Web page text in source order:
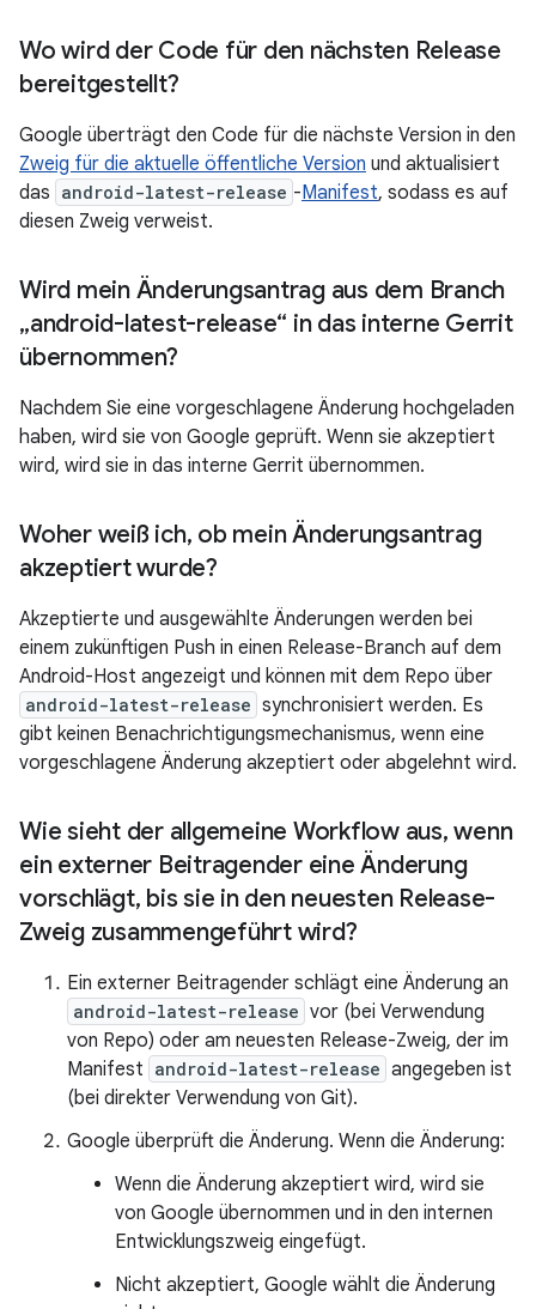
Wo wird der Code für den nächsten Release
bereitgestellt?
Google überträgt den Code für die nächste Version in den
Zweig für die aktuelle öffentliche Version und aktualisiert
das android-latest-release -Manifest, sodass es auf
diesen Zweig verweist.
Wird mein Änderungsantrag aus dem Branch
„android-latest-release“ in das interne Gerrit
übernommen?
Nachdem Sie eine vorgeschlagene Änderung hochgeladen
haben, wird sie von Google geprüft. Wenn sie akzeptiert
wird, wird sie in das interne Gerrit übernommen.
Woher weiß ich, ob mein Änderungsantrag
akzeptiert wurde?
Akzeptierte und ausgewählte Änderungen werden bei
einem zukünftigen Push in einen Release-Branch auf dem
Android-Host angezeigt und können mit dem Repo über
android-latest-release synchronisiert werden. Es
gibt keinen Benachrichtigungsmechanismus, wenn eine
vorgeschlagene Änderung akzeptiert oder abgelehnt wird.
Wie sieht der allgemeine Workflow aus, wenn
ein externer Beitragender eine Änderung
vorschlägt, bis sie in den neuesten Release-
Zweig zusammengeführt wird?
Ein externer Beitragender schlägt eine Änderung an
android-latest-release vor (bei Verwendung
von Repo) oder am neuesten Release-Zweig, der im
Manifest android-latest-release angegeben ist
(bei direkter Verwendung von Git).
Google überprüft die Änderung. Wenn die Änderung:
Wenn die Änderung akzeptiert wird, wird sie
von Google übernommen und in den internen
Entwicklungszweig eingefügt.
Nicht akzeptiert, Google wählt die Änderung